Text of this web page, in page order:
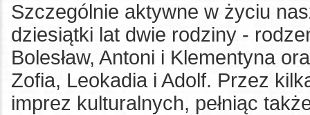
Szczególnie aktywne w życiu
dziesiątki lat dwie rodziny -
Bolesław, Antoni i Klementyna
Zofia, Leokadia i Adolf. Przez
imprez kulturalnych, pełniąc